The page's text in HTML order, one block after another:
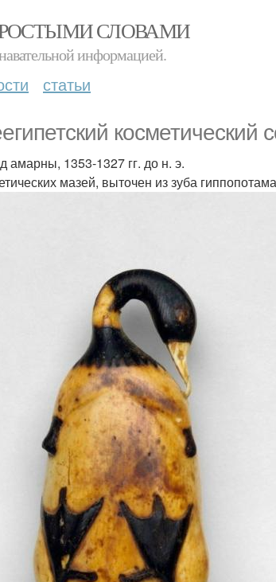
СЛОВАМИ
информацией.
статьи
косметический
амарны, 1353-1327 гг. до н. э.
мазей, выточен из зуба